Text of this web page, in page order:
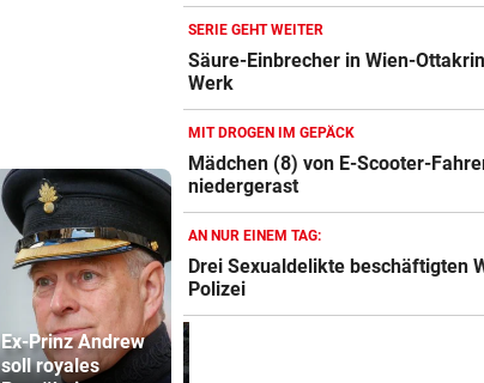
Ex-Prinz Andrew
soll royales
SERIE GEHT WEITER
Säure-Einbrecher in Wien-
Werk
MIT DROGEN IM GEPÄCK
Mädchen (8) von E-Scooter-
niedergerast
AN NUR EINEM TAG:
Drei Sexualdelikte beschäftigten
Polizei